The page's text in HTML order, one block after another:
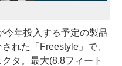
年投入する予定の製品
れた「Freestyle」で、
タ。最大(8.8フィート